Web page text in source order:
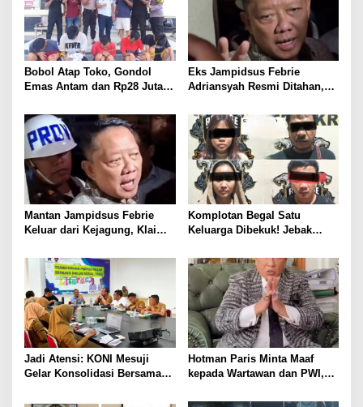
Bobol Atap Toko, Gondol
Emas Antam dan Rp28 Juta!
Bersama Reskrim Polsek
Kotabumi Kota Bekuk
Komplotan Curat
Eks Jampidsus Febrie
Adriansyah Resmi Ditahan,
Usai Diperiksa Berjam-jam
Mantan Jampidsus Febrie
Keluar dari Kejagung, Klaim
Komplotan Begal Satu
Keluarga Dibekuk! Jebak
Todong Airsoft Gun lalu
Gondol Motor
Jadi Atensi: KONI Mesuji
Gelar Konsolidasi Bersama
Rehab Gedung Olahraga,
Hotman Paris Minta Maaf
kepada Wartawan dan PWI,
Pers